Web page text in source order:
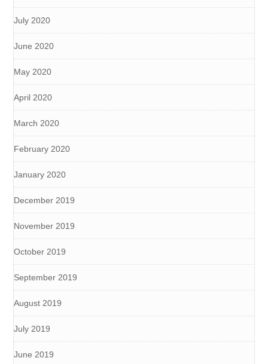
July 2020
June 2020
May 2020
April 2020
March 2020
February 2020
January 2020
December 2019
November 2019
October 2019
September 2019
August 2019
July 2019
June 2019